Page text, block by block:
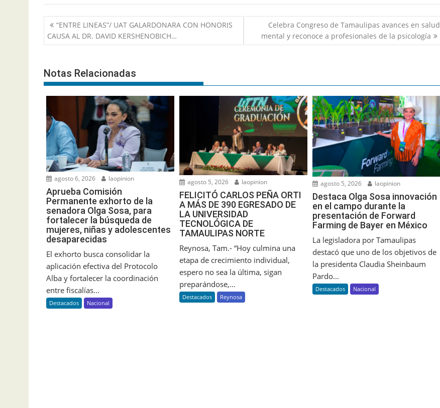
Navegación
de
entradas
“ENTRE LINEAS”/ UAT GALARDONARA CON HONORIS
CAUSA AL DR. DAVID KERSHENOBICH…
Celebra Congreso de Tamaulipas avances en salud
mental y reconoce a profesionales de la psicología
Notas Relacionadas
agosto 6, 2026 laopinion
Aprueba Comisión
Permanente exhorto de la
senadora Olga Sosa, para
fortalecer la búsqueda de
mujeres, niñas y adolescentes
desaparecidas
El exhorto busca consolidar la
aplicación efectiva del Protocolo
Alba y fortalecer la coordinación
entre fiscalías...
Destacados Nacional
agosto 5, 2026 laopinion
FELICITÓ CARLOS PEÑA ORTI
A MÁS DE 390 EGRESADO DE
LA UNIVERSIDAD
TECNOLÓGICA DE
TAMAULIPAS NORTE
Reynosa, Tam.- “Hoy culmina una
etapa de crecimiento individual,
espero no sea la última, sigan
preparándose,...
Destacados Reynosa
agosto 5, 2026 laopinion
Destaca Olga Sosa innovación
en el campo durante la
presentación de Forward
Farming de Bayer en México
La legisladora por Tamaulipas
destacó que uno de los objetivos de
la presidenta Claudia Sheinbaum
Pardo...
Destacados Nacional